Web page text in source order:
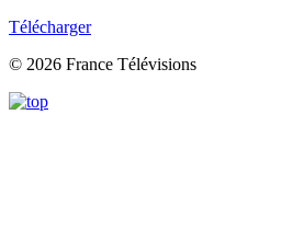
Télécharger
© 2026 France Télévisions